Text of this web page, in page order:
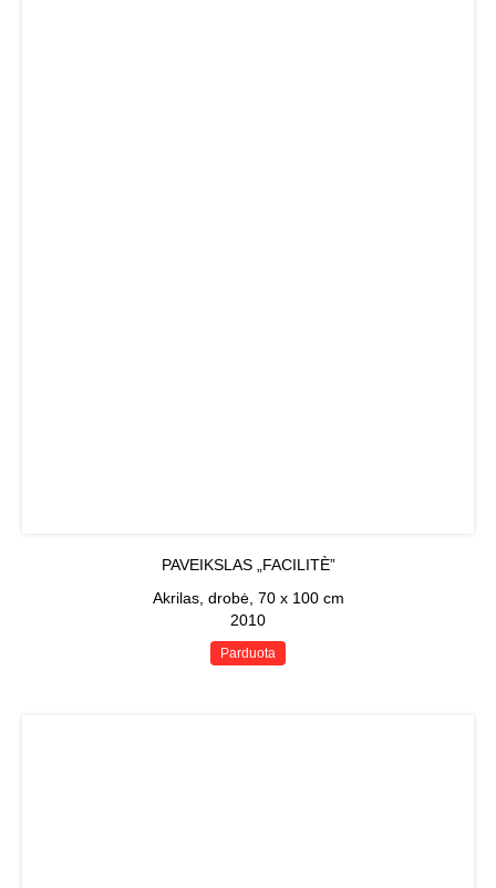
PAVEIKSLAS „FACILITÈ”
Akrilas, drobė, 70 x 100 cm
2010
Parduota